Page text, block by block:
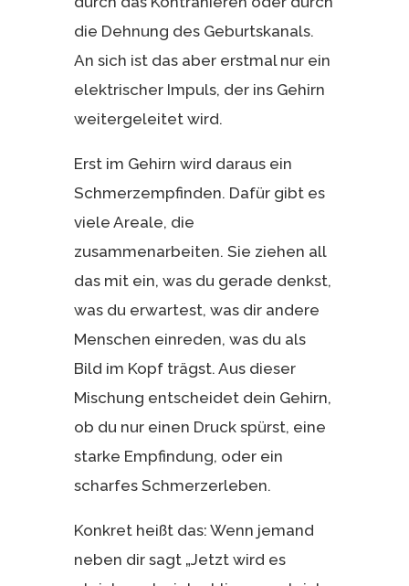
die Dehnung des Geburtskanals.
An sich ist das aber erstmal nur ein
elektrischer Impuls, der ins Gehirn
weitergeleitet wird.
Erst im Gehirn wird daraus ein
Schmerzempfinden. Dafür gibt es
viele Areale, die
zusammenarbeiten. Sie ziehen all
das mit ein, was du gerade denkst,
was du erwartest, was dir andere
Menschen einreden, was du als
Bild im Kopf trägst. Aus dieser
Mischung entscheidet dein Gehirn,
ob du nur einen Druck spürst, eine
starke Empfindung, oder ein
scharfes Schmerzerleben.
Konkret heißt das: Wenn jemand
neben dir sagt „Jetzt wird es